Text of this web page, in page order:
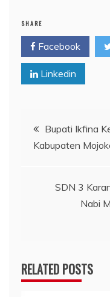
SHARE
Facebook
Linkedin
Navigasi
pos
Bupati Ikfina
Kabupaten
SDN 3
Nabi
RELATED POSTS